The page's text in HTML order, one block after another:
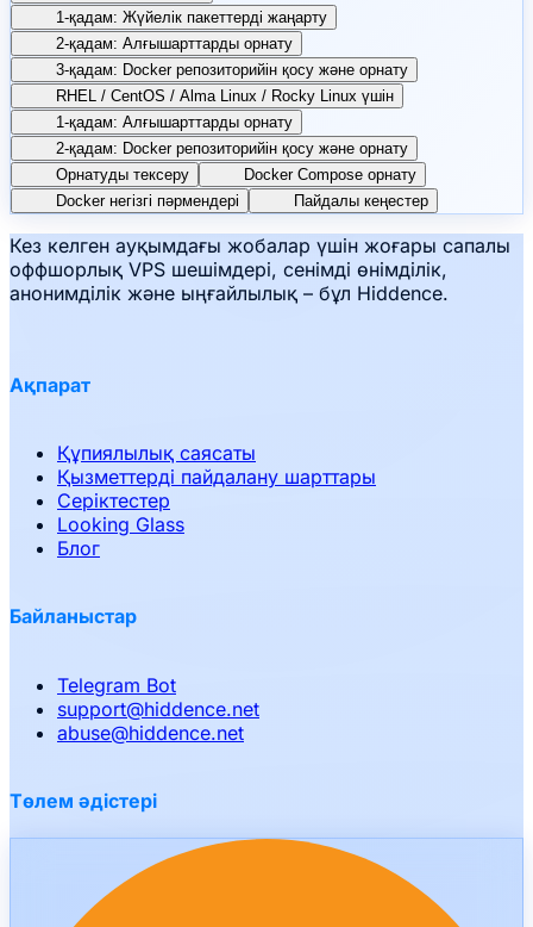
1-қадам: Жүйелік пакеттерді жаңарту
2-қадам: Алғышарттарды орнату
3-қадам: Docker репозиторийін қосу және орнату
RHEL / CentOS / Alma Linux / Rocky Linux үшін
1-қадам: Алғышарттарды орнату
2-қадам: Docker репозиторийін қосу және орнату
Орнатуды тексеру
Docker Compose орнату
Docker негізгі пәрмендері
Пайдалы кеңестер
Кез келген ауқымдағы жобалар үшін жоғары сапалы
оффшорлық VPS шешімдері, сенімді өнімділік,
анонимділік және ыңғайлылық – бұл Hiddence.
Ақпарат
Құпиялылық саясаты
Қызметтерді пайдалану шарттары
Серіктестер
Looking Glass
Блог
Байланыстар
Telegram Bot
support@hiddence.net
abuse@hiddence.net
Төлем әдістері